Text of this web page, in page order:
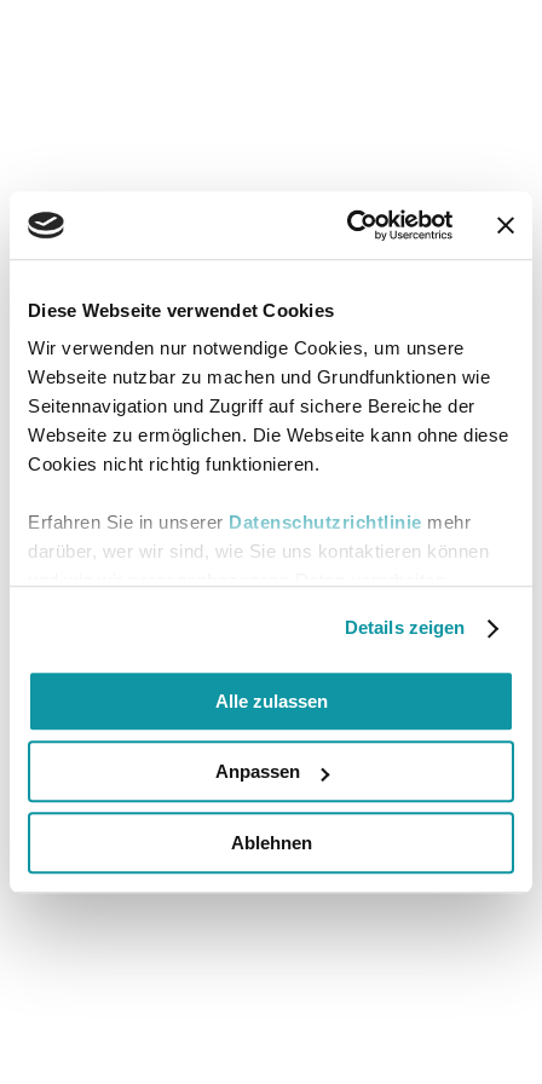
Diese Webseite verwendet Cookies
Wir verwenden nur notwendige Cookies, um unsere
Webseite nutzbar zu machen und Grundfunktionen wie
Seitennavigation und Zugriff auf sichere Bereiche der
Webseite zu ermöglichen. Die Webseite kann ohne diese
Cookies nicht richtig funktionieren.
Erfahren Sie in unserer Datenschutzrichtlinie mehr
darüber, wer wir sind, wie Sie uns kontaktieren können
Details zeigen
Alle zulassen
Anpassen
Ablehnen